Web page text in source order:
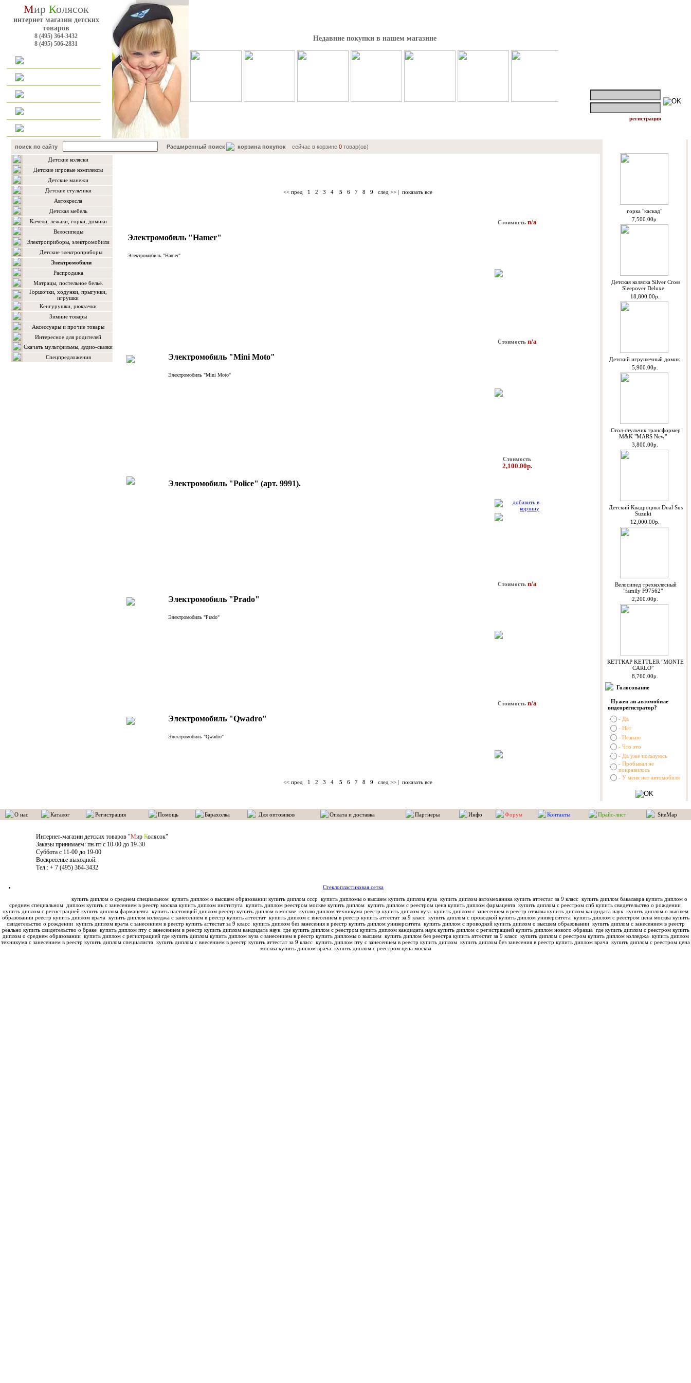
Мир Колясок
интернет магазин детских
товаров
8 (495) 364-3432
8 (495) 506-2831
Недавние покупки в нашем магазине
регистрация
поиск по сайту Расширенный поиск корзина покупоксейчас в корзине 0товар(ов)
Детские коляски
Детские игровые комплексы
Детские манежи
Детские стульчики
Автокресла
Детская мебель
Качели, лежаки, горки, домики
Велосипеды
Электроприборы, электромобили
Детские электроприборы
Электромобили
Распродажа
Матрацы, постельное бельё.
Горшочки, ходунки, прыгунки,
игрушки
Кенгурушки, рюкзачки
Зимние товары
Аксессуары и прочие товары
Интересное для родителей
Скачать мультфильмы, аудио-сказки
Спецпредложения
<< пред 1 2 3 4 5 6 7 8 9 след >>| показать все
Электромобиль "Hamer"
Электромобиль "Hamer"
Стоимость n/a
Электромобиль "Mini Moto"
Электромобиль "Mini Moto"
Стоимость n/a
Электромобиль "Police" (арт. 9991).
Стоимость
2,100.00р.
Электромобиль "Prado"
Электромобиль "Prado"
Стоимость n/a
Электромобиль "Qwadro"
Электромобиль "Qwadro"
Стоимость n/a
<< пред 1 2 3 4 5 6 7 8 9 след >>| показать все
горкa "каскад"
7,500.00р.
Детская коляска Silver Cross
Sleepover Deluxe
18,800.00р.
Детский игрушечный домик
5,900.00р.
Стол-стульчик трансформер
M&K "MARS New"
3,800.00р.
Детский Квадроцикл Dual Sus
Suzuki
12,000.00р.
Велосипед трехколесный
"family F97562"
2,200.00р.
КЕТТКАР KETTLER "MONTE
CARLO"
8,760.00р.
Голосование
Нужен ли автомобиле
видеорегистратор?
- Да
- Нет
- Незнаю
- Что это
- Да уже пользуюсь
- Пробывал не
понравилось
- У меня нет автомобиля
О нас Каталог Регистрация Помощь Барахолка Для оптовиков Оплата и доставка Партнеры Инфо Форум Контакты Прайс-лист SiteMap
Интернет-магазин детских товаров "Мир Колясок"
Заказы принимаем: пн-пт с 10-00 до 19-30
Суббота с 11-00 до 19-00
Воскресенье выходной.
Тел.: + 7 (495) 364-3432
Стеклопластиковая сетка
купить диплом о среднем специальном купить диплом о высшем образовании купить диплом ссср купить дипломы о высшем купить диплом вуза купить диплом автомеханика купить аттестат за 9 класс купить диплом бакалавра купить диплом о
среднем специальном диплом купить с занесением в реестр москва купить диплом института купить диплом реестром москве купить диплом купить диплом с реестром цена купить диплом фармацевта купить диплом с реестром спб купить свидетельство о рождении
купить диплом с регистрацией купить диплом фармацевта купить настоящий диплом реестр купить диплом в москве куплю диплом техникума реестр купить диплом вуза купить диплом с занесением в реестр отзывы купить диплом кандидата наук купить диплом о высшем
образовании реестр купить диплом врача купить диплом колледжа с занесением в реестр купить аттестат купить диплом с внесением в реестр купить аттестат за 9 класс купить диплом с проводкой купить диплом университета купить диплом с реестром цена москва купить
свидетельство о рождении купить диплом врача с занесением в реестр купить аттестат за 9 класс купить диплом без занесения в реестр купить диплом университета купить диплом с проводкой купить диплом о высшем образовании купить диплом с занесением в реестр
реально купить свидетельство о браке купить диплом пту с занесением в реестр купить диплом кандидата наук где купить диплом с реестром купить диплом кандидата наук купить диплом с регистрацией купить диплом нового образца где купить диплом с реестром купить
диплом о среднем образовании купить диплом с регистрацией где купить диплом купить диплом вуза с занесением в реестр купить дипломы о высшем купить диплом без реестра купить аттестат за 9 класс купить диплом с реестром купить диплом колледжа купить диплом
техникума с занесением в реестр купить диплом специалиста купить диплом с внесением в реестр купить аттестат за 9 класс купить диплом пту с занесением в реестр купить диплом купить диплом без занесения в реестр купить диплом врача купить диплом с реестром цена
москва купить диплом врача купить диплом с реестром цена москва